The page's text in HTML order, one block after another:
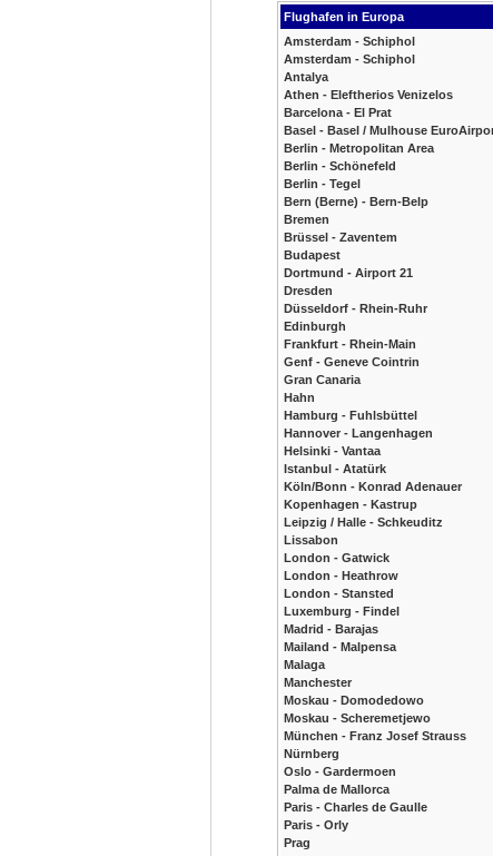
Flughafen in Europa
Amsterdam - Schiphol
Amsterdam - Schiphol
Antalya
Athen - Eleftherios Venizelos
Barcelona - El Prat
Basel - Basel / Mulhouse
Berlin - Metropolitan Area
Berlin - Schönefeld
Berlin - Tegel
Bern (Berne) - Bern-Belp
Bremen
Brüssel - Zaventem
Budapest
Dortmund - Airport 21
Dresden
Düsseldorf - Rhein-Ruhr
Edinburgh
Frankfurt - Rhein-Main
Genf - Geneve Cointrin
Gran Canaria
Hahn
Hamburg - Fuhlsbüttel
Hannover - Langenhagen
Helsinki - Vantaa
Istanbul - Atatürk
Köln/Bonn - Konrad Adenauer
Kopenhagen - Kastrup
Leipzig / Halle - Schkeuditz
Lissabon
London - Gatwick
London - Heathrow
London - Stansted
Luxemburg - Findel
Madrid - Barajas
Mailand - Malpensa
Malaga
Manchester
Moskau - Domodedowo
Moskau - Scheremetjewo
München - Franz Josef Strauss
Nürnberg
Oslo - Gardermoen
Palma de Mallorca
Paris - Charles de Gaulle
Paris - Orly
Prag